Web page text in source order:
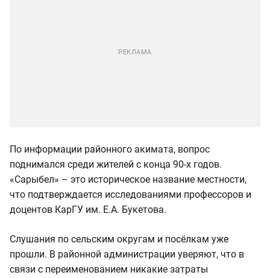
По информации районного акимата, вопрос
поднимался среди жителей с конца 90-х годов.
«Сарыбел» – это историческое название местности,
что подтверждается исследованиями профессоров и
доцентов КарГУ им. Е.А. Букетова.
Слушания по сельским округам и посёлкам уже
прошли. В районной администрации уверяют, что в
связи с переименованием никакие затраты